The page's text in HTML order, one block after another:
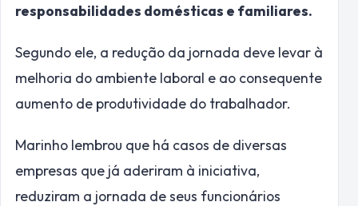
responsabilidades domésticas e familiares.
Segundo ele, a redução da jornada deve levar à
melhoria do ambiente laboral e ao consequente
aumento de produtividade do trabalhador.
Marinho lembrou que há casos de diversas
empresas que já aderiram à iniciativa,
reduziram a jornada de seus funcionários